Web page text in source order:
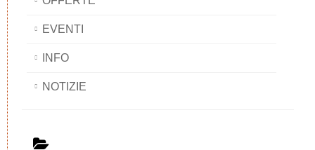
EVENTI
INFO
NOTIZIE